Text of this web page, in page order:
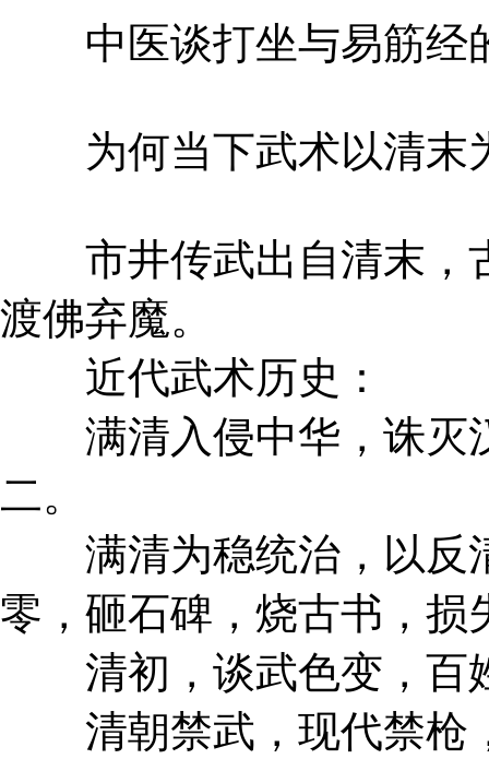
中医谈打坐与易筋经
为何当下武术以清末
市井传武出自清末，
渡佛弃魔。
近代武术历史：
满清入侵中华，诛灭
二。
满清为稳统治，以反
零，砸石碑，烧古书，损
清初，谈武色变，百
清朝禁武，现代禁枪